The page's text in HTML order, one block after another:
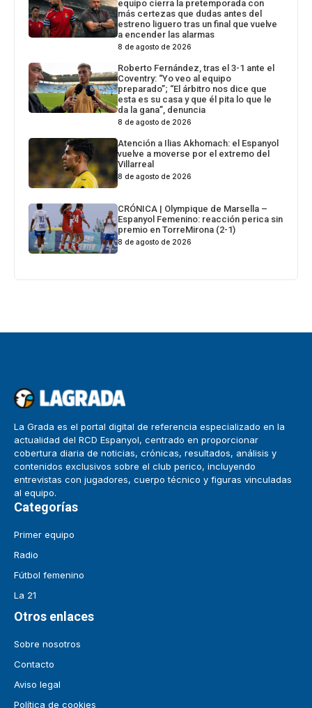
equipo cierra la pretemporada con
más certezas que dudas antes del
estreno liguero tras un final que vuelve
a encender las alarmas
8 de agosto de 2026
Roberto Fernández, tras el 3-1 ante el
Coventry: “Yo veo al equipo
preparado”; “El árbitro nos dice que
esta es su casa y que él pita lo que le
da la gana”, denuncia
8 de agosto de 2026
Atención a Ilias Akhomach: el Espanyol
vuelve a moverse por el extremo del
Villarreal
8 de agosto de 2026
CRÓNICA | Olympique de Marsella –
Espanyol Femenino: reacción perica sin
premio en TorreMirona (2-1)
8 de agosto de 2026
La Grada es el portal digital de referencia especializado en la
actualidad del RCD Espanyol, centrado en proporcionar
cobertura diaria de noticias, crónicas, resultados, análisis y
contenidos exclusivos sobre el club perico, incluyendo
entrevistas con jugadores, cuerpo técnico y figuras vinculadas
al equipo.
Categorías
Primer equipo
Radio
Fútbol femenino
La 21
Otros enlaces
Sobre nosotros
Contacto
Aviso legal
Política de cookies